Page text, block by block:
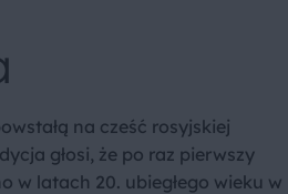
na cześć rosyjskiej
głosi, że po raz pierwszy
w latach 20. ubiegłego wieku w